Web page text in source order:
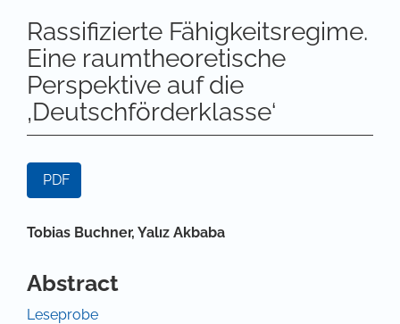
Rassifizierte Fähigkeitsregime.
Eine raumtheoretische
Perspektive auf die
‚Deutschförderklasse‘
Artikel-Sidebar
PDF
Hauptsächlicher Artikelinhalt
Tobias Buchner, Yalız Akbaba
Abstract
Leseprobe